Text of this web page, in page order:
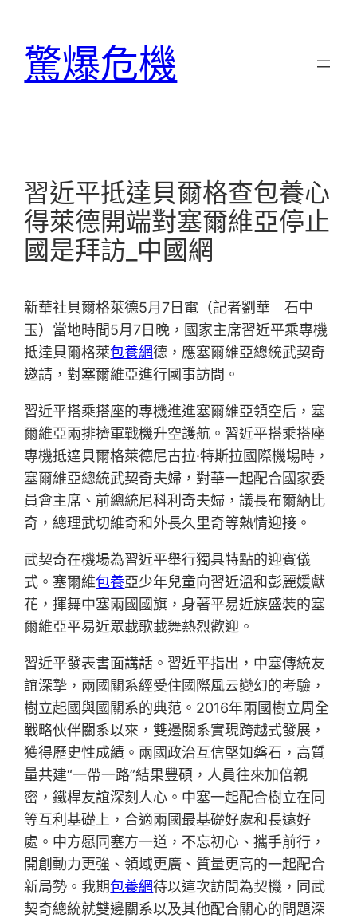
驚爆危機
習近平抵達貝爾格查包養心
得萊德開端對塞爾維亞停止
國是拜訪_中國網
新華社貝爾格萊德5月7日電（記者劉華 石中
玉）當地時間5月7日晚，國家主席習近平乘專機
抵達貝爾格萊包養網德，應塞爾維亞總統武契奇
邀請，對塞爾維亞進行國事訪問。
習近平搭乘搭座的專機進進塞爾維亞領空后，塞
爾維亞兩排擠軍戰機升空護航。習近平搭乘搭座
專機抵達貝爾格萊德尼古拉·特斯拉國際機場時，
塞爾維亞總統武契奇夫婦，對華一起配合國家委
員會主席、前總統尼科利奇夫婦，議長布爾納比
奇，總理武切維奇和外長久里奇等熱情迎接。
武契奇在機場為習近平舉行獨具特點的迎賓儀
式。塞爾維包養亞少年兒童向習近溫和彭麗媛獻
花，揮舞中塞兩國國旗，身著平易近族盛裝的塞
爾維亞平易近眾載歌載舞熱烈歡迎。
習近平發表書面講話。習近平指出，中塞傳統友
誼深摯，兩國關系經受住國際風云變幻的考驗，
樹立起國與國關系的典范。2016年兩國樹立周全
戰略伙伴關系以來，雙邊關系實現跨越式發展，
獲得歷史性成績。兩國政治互信堅如磐石，高質
量共建“一帶一路”結果豐碩，人員往來加倍親
密，鐵桿友誼深刻人心。中塞一起配合樹立在同
等互利基礎上，合適兩國最基礎好處和長遠好
處。中方愿同塞方一道，不忘初心、攜手前行，
開創動力更強、領域更廣、質量更高的一起配合
新局勢。我期包養網待以這次訪問為契機，同武
契奇總統就雙邊關系以及其他配合關心的問題深